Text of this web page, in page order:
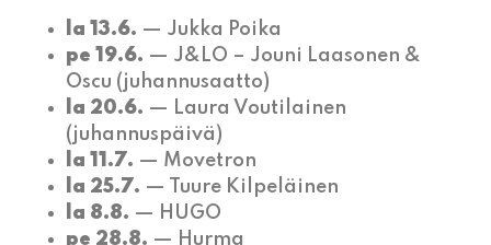
la 13.6. — Jukka Poika
pe 19.6. — J&LO – Jouni Laasonen &
Oscu (juhannusaatto)
la 20.6. — Laura Voutilainen
(juhannuspäivä)
la 11.7. — Movetron
la 25.7. — Tuure Kilpeläinen
la 8.8. — HUGO
pe 28.8. — Hurma